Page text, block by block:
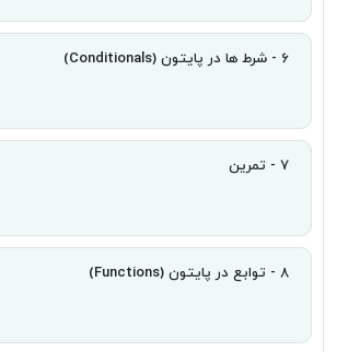
6 - شرط ها در پایتون (Conditionals)
7 - تمرین
8 - توابع در پایتون (Functions)